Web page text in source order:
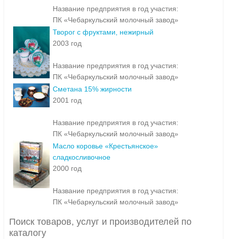
Название предприятия в год участия:
ПК «Чебаркульский молочный завод»
Творог с фруктами, нежирный
2003 год
Название предприятия в год участия:
ПК «Чебаркульский молочный завод»
Сметана 15% жирности
2001 год
Название предприятия в год участия:
ПК «Чебаркульский молочный завод»
Масло коровье «Крестьянское»
сладкосливочное
2000 год
Название предприятия в год участия:
ПК «Чебаркульский молочный завод»
Поиск товаров, услуг и производителей по
каталогу